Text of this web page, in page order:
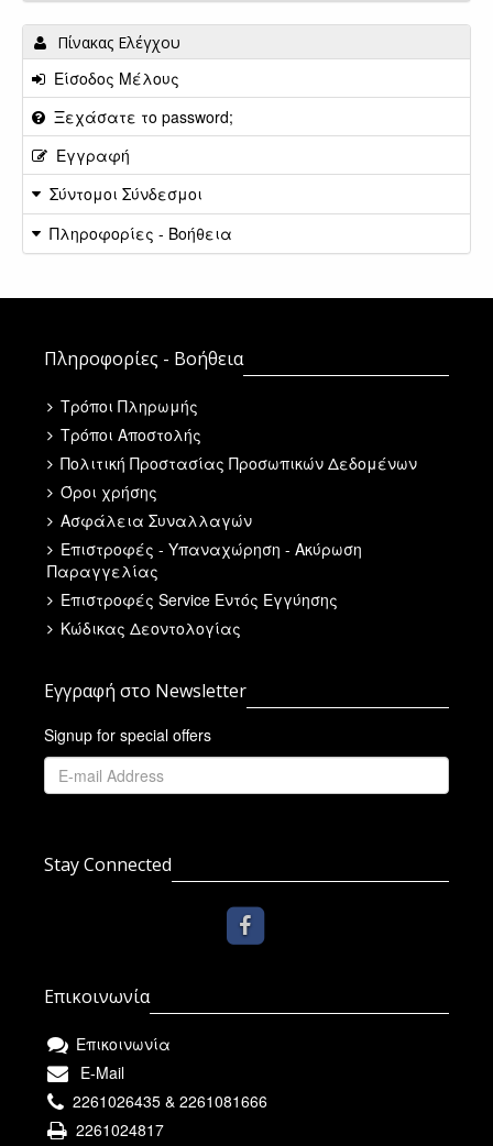
Πίνακας Ελέγχου
Είσοδος Μέλους
Ξεχάσατε το password;
Εγγραφή
Σύντομοι Σύνδεσμοι
Πληροφορίες - Βοήθεια
Πληροφορίες - Βοήθεια
Τρόποι Πληρωμής
Τρόποι Αποστολής
Πολιτική Προστασίας Προσωπικών Δεδομένων
Όροι χρήσης
Ασφάλεια Συναλλαγών
Επιστροφές - Υπαναχώρηση - Ακύρωση
Παραγγελίας
Επιστροφές Service Εντός Εγγύησης
Κώδικας Δεοντολογίας
Εγγραφή στο Newsletter
Signup for special offers
Stay Connected
Επικοινωνία
Επικοινωνία
E-Mail
2261026435 & 2261081666
2261024817